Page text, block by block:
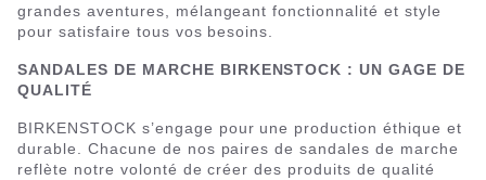
grandes aventures, mélangeant fonctionnalité et style
pour satisfaire tous vos besoins.
SANDALES DE MARCHE BIRKENSTOCK : UN GAGE DE
QUALITÉ
BIRKENSTOCK s’engage pour une production éthique et
durable. Chacune de nos paires de sandales de marche
reflète notre volonté de créer des produits de qualité